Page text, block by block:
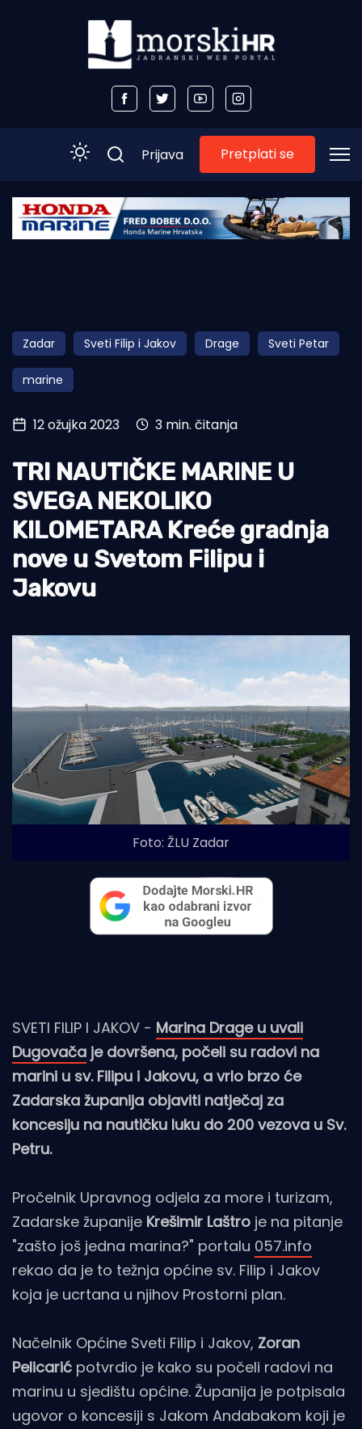
Početna
Obala
Otoci
Turizam i nautika
Pomorstvo
Ekologija
Tradicija i kultura
Prijava Pretplati se
Zadar Sveti Filip i Jakov Drage Sveti Petar
marine
12 ožujka 2023 3 min. čitanja
TRI NAUTIČKE MARINE U
SVEGA NEKOLIKO
KILOMETARA Kreće gradnja
nove u Svetom Filipu i
Jakovu
Foto: ŽLU Zadar
SVETI FILIP I JAKOV - Marina Drage u uvali
Dugovača je dovršena, počeli su radovi na
marini u sv. Filipu i Jakovu, a vrlo brzo će
Zadarska županija objaviti natječaj za
koncesiju na nautičku luku do 200 vezova u Sv.
Petru.
Pročelnik Upravnog odjela za more i turizam,
Zadarske županije Krešimir Laštro je na pitanje
"zašto još jedna marina?" portalu 057.info
rekao da je to težnja općine sv. Filip i Jakov
koja je ucrtana u njihov Prostorni plan.
Načelnik Općine Sveti Filip i Jakov, Zoran
Pelicarić potvrdio je kako su počeli radovi na
marinu u sjedištu općine. Županija je potpisala
ugovor o koncesiji s Jakom Andabakom koji je